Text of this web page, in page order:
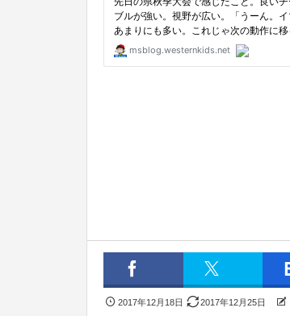
2017年12月18日 2017年12月25日